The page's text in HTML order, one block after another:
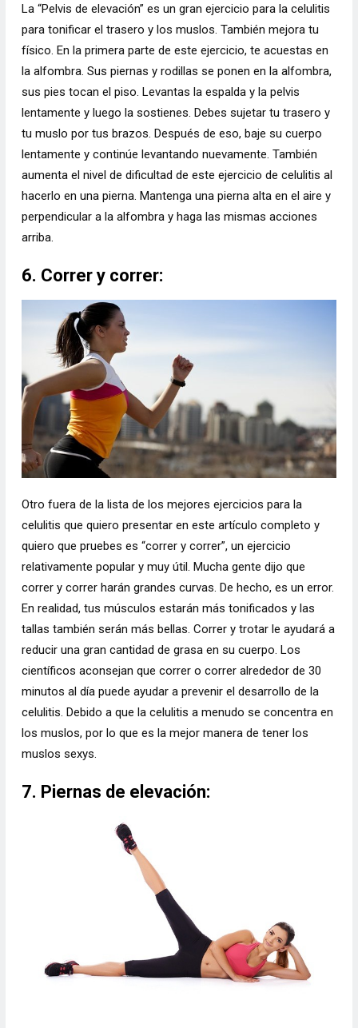
La “Pelvis de elevación” es un gran ejercicio para la celulitis
para tonificar el trasero y los muslos. También mejora tu
físico. En la primera parte de este ejercicio, te acuestas en
la alfombra. Sus piernas y rodillas se ponen en la alfombra,
sus pies tocan el piso. Levantas la espalda y la pelvis
lentamente y luego la sostienes. Debes sujetar tu trasero y
tu muslo por tus brazos. Después de eso, baje su cuerpo
lentamente y continúe levantando nuevamente. También
aumenta el nivel de dificultad de este ejercicio de celulitis al
hacerlo en una pierna. Mantenga una pierna alta en el aire y
perpendicular a la alfombra y haga las mismas acciones
arriba.
6. Correr y correr:
Otro fuera de la lista de los mejores ejercicios para la
celulitis que quiero presentar en este artículo completo y
quiero que pruebes es “correr y correr”, un ejercicio
relativamente popular y muy útil. Mucha gente dijo que
correr y correr harán grandes curvas. De hecho, es un error.
En realidad, tus músculos estarán más tonificados y las
tallas también serán más bellas. Correr y trotar le ayudará a
reducir una gran cantidad de grasa en su cuerpo. Los
científicos aconsejan que correr o correr alrededor de 30
minutos al día puede ayudar a prevenir el desarrollo de la
celulitis. Debido a que la celulitis a menudo se concentra en
los muslos, por lo que es la mejor manera de tener los
muslos sexys.
7. Piernas de elevación: